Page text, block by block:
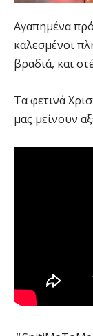
Αγαπημένα
καλεσμένοι
βραδιά, και
Τα φετινά
μας μείνουν